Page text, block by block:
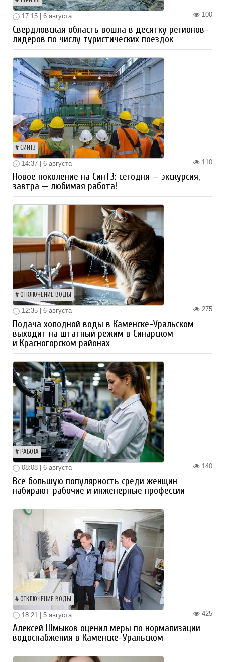
100
17:15 | 6 августа
Свердловская область вошла в десятку регионов-
лидеров по числу туристических поездок
СИНТЗ
110
14:37 | 6 августа
Новое поколение на СинТЗ: сегодня — экскурсия,
завтра — любимая работа!
ОТКЛЮЧЕНИЕ ВОДЫ
275
12:35 | 6 августа
Подача холодной воды в Каменске-Уральском
выходит на штатный режим в Синарском
и Красногорском районах
РАБОТА
140
08:08 | 6 августа
Все большую популярность среди женщин
набирают рабочие и инженерные профессии
ОТКЛЮЧЕНИЕ ВОДЫ
425
18:21 | 5 августа
Алексей Шмыков оценил меры по нормализации
водоснабжения в Каменске-Уральском